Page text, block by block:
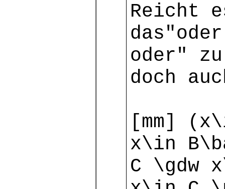
Reicht
oder" zu
doch
[mm]
x\in
C \gdw